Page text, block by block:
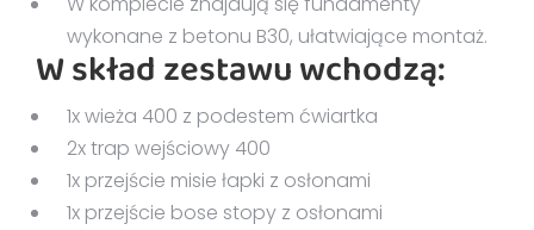
wykonane z betonu B30, ułatwiające montaż.
W skład zestawu wchodzą:
1x wieża 400 z podestem ćwiartka
2x trap wejściowy 400
1x przejście misie łapki z osłonami
1x przejście bose stopy z osłonami